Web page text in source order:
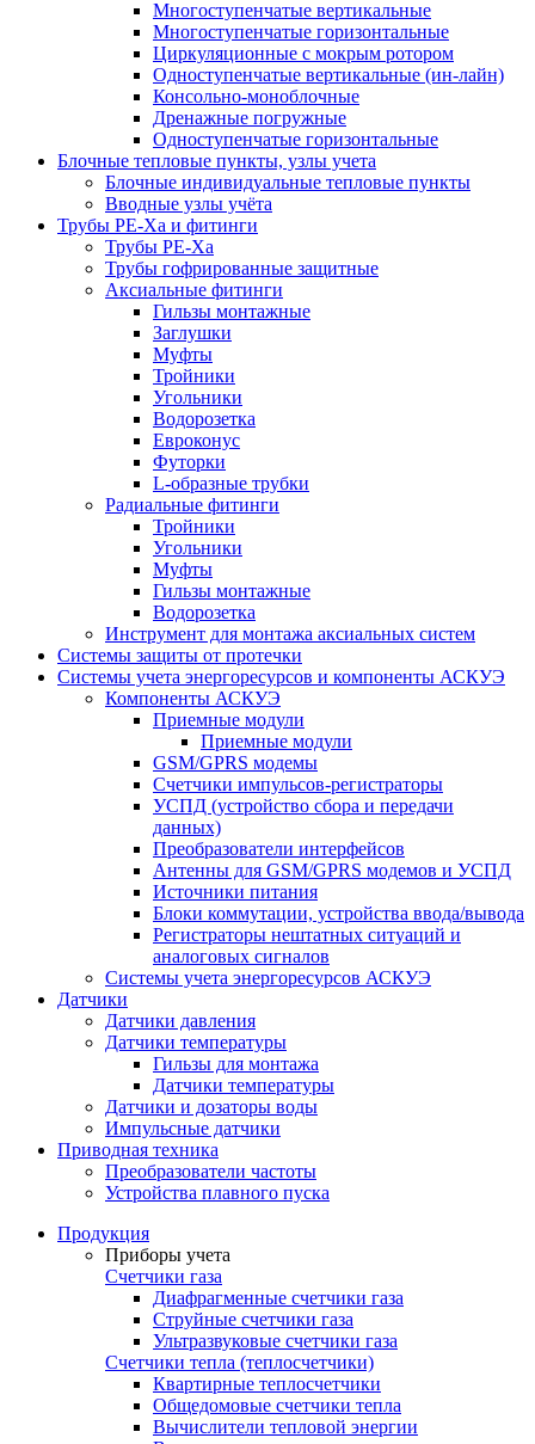
Многоступенчатые вертикальные
Многоступенчатые горизонтальные
Циркуляционные с мокрым ротором
Одноступенчатые вертикальные (ин-лайн)
Консольно-моноблочные
Дренажные погружные
Одноступенчатые горизонтальные
Блочные тепловые пункты, узлы учета
Блочные индивидуальные тепловые пункты
Вводные узлы учёта
Трубы РЕ-Ха и фитинги
Трубы РЕ-Ха
Трубы гофрированные защитные
Аксиальные фитинги
Гильзы монтажные
Заглушки
Муфты
Тройники
Угольники
Водорозетка
Евроконус
Футорки
L-образные трубки
Радиальные фитинги
Тройники
Угольники
Муфты
Гильзы монтажные
Водорозетка
Инструмент для монтажа аксиальных систем
Системы защиты от протечки
Системы учета энергоресурсов и компоненты АСКУЭ
Компоненты АСКУЭ
Приемные модули
Приемные модули
GSM/GPRS модемы
Счетчики импульсов-регистраторы
УСПД (устройство сбора и передачи
данных)
Преобразователи интерфейсов
Антенны для GSM/GPRS модемов и УСПД
Источники питания
Блоки коммутации, устройства ввода/вывода
Регистраторы нештатных ситуаций и
аналоговых сигналов
Системы учета энергоресурсов АСКУЭ
Датчики
Датчики давления
Датчики температуры
Гильзы для монтажа
Датчики температуры
Датчики и дозаторы воды
Импульсные датчики
Приводная техника
Преобразователи частоты
Устройства плавного пуска
Продукция
Приборы учета
Счетчики газа
Диафрагменные счетчики газа
Струйные счетчики газа
Ультразвуковые счетчики газа
Счетчики тепла (теплосчетчики)
Квартирные теплосчетчики
Общедомовые счетчики тепла
Вычислители тепловой энергии